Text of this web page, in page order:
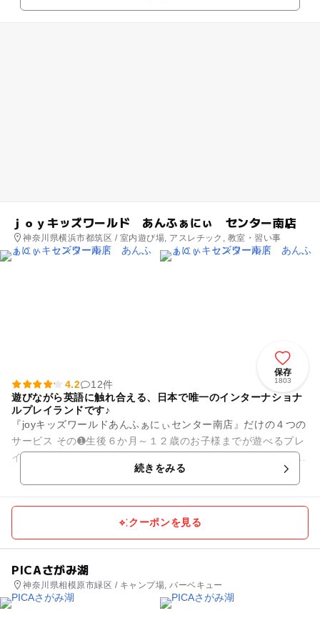
ｊｏｙキッズワールド あんふぁにぃ センター南店
神奈川県横浜市都筑区 / 室内遊び場, アスレチック, 教室・習い事
保存
1803
4.2
12件
遊びながら英語に触れ合える、日本で唯一のインターナショナ
ルプレイランドです♪
『joyキッズワールドあんふぁにぃセンター南店』だけの４つの
サービス その➊生後６か月～１２歳のお子様までが遊べるプレ
イランド ・施設内には、「サイバーホイール」「関東最大級の
続きをみる
クーポンを見る
PICAさがみ湖
神奈川県相模原市緑区 / キャンプ場, バーベキュー